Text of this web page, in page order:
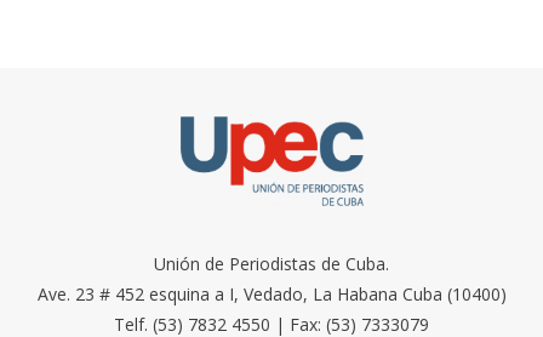
Unión de Periodistas de Cuba.
Ave. 23 # 452 esquina a I, Vedado, La Habana Cuba (10400)
Telf. (53) 7832 4550 | Fax: (53) 7333079